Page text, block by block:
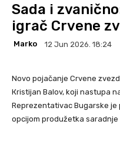
Sada i
igrač Crvene
Marko 12 Jun 2026. 18:24
Novo pojačanje Crvene
Кristijan Balov, koji nastupa
Reprezentativac Bugarske
opcijom produžetka saradnje